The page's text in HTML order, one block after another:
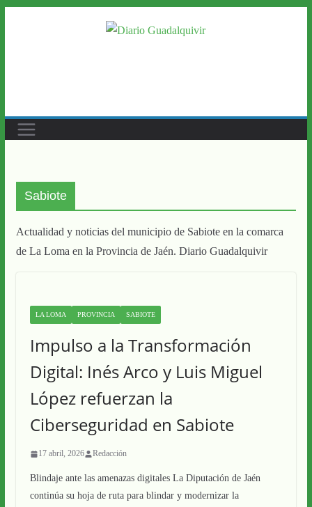
Sabiote
Actualidad y noticias del municipio de Sabiote en la comarca
de La Loma en la Provincia de Jaén. Diario Guadalquivir
LA LOMA PROVINCIA SABIOTE
Impulso a la Transformación
Digital: Inés Arco y Luis Miguel
López refuerzan la
Ciberseguridad en Sabiote
17 abril, 2026 Redacción
Blindaje ante las amenazas digitales La Diputación de Jaén
continúa su hoja de ruta para blindar y modernizar la